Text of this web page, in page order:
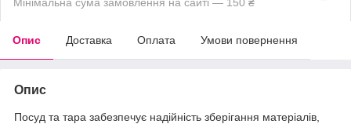
Опис Доставка Оплата Умови повернення
Опис
Посуд та тара забезпечує надійність зберігання матеріалів,